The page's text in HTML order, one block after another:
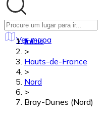
Ver mapa
Início
>
Hauts-de-France
>
Nord
>
Bray-Dunes (Nord)